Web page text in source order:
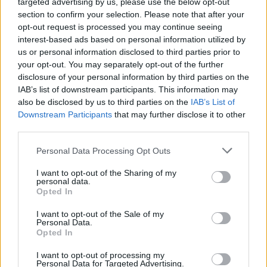
section to confirm your selection. Please note that after your
opt-out request is processed you may continue seeing
interest-based ads based on personal information utilized by
us or personal information disclosed to third parties prior to
your opt-out. You may separately opt-out of the further
disclosure of your personal information by third parties on the
IAB’s list of downstream participants. This information may
also be disclosed by us to third parties on the IAB’s List of
Downstream Participants that may further disclose it to other
Personal Data Processing Opt Outs
I want to opt-out of the Sharing of my
personal data.
Opted In
I want to opt-out of the Sale of my
Personal Data.
Opted In
I want to opt-out of processing my
Personal Data for Targeted Advertising.
07:31
Ένας πρόσφυγας από τη Σμύρνη σχεδίασε το αυτοκίνητο
που αντέγραψε όλος ο κόσμος
07:23
Η Σαγκάη ακυρώνει 1.300 πτήσεις ενόψει του τυφώνα
Dolphin
07:17
Περού: Δεκατρείς νεκροί και τέσσερις τραυματίες σε
Εορτολόγιο: Ποιοι γιορτάζουν σήμερα 9 Αυγούστου
Νιγηρία: 1.500 ζευγάρια παντρεύτηκαν σε διήμερη
εκδήλωση
06:57